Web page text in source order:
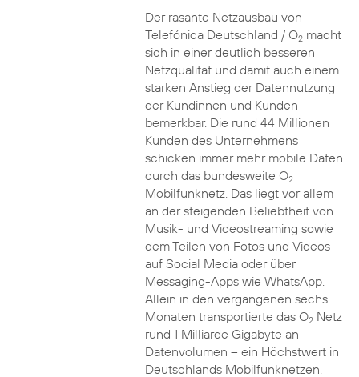
Der rasante Netzausbau von
Telefónica Deutschland / O2macht
sich in einer deutlich besseren
Netzqualität und damit auch einem
starken Anstieg der Datennutzung
der Kundinnen und Kunden
bemerkbar. Die rund 44 Millionen
Kunden des Unternehmens
schicken immer mehr mobile Daten
durch das bundesweite O2
Mobilfunknetz. Das liegt vor allem
an der steigenden Beliebtheit von
Musik- und Videostreaming sowie
dem Teilen von Fotos und Videos
auf Social Media oder über
Messaging-Apps wie WhatsApp.
Allein in den vergangenen sechs
Monaten transportierte das O2Netz
rund 1 Milliarde Gigabyte an
Datenvolumen – ein Höchstwert in
Deutschlands Mobilfunknetzen.